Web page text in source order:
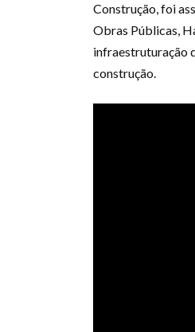
Construção, foi
Obras Públicas,
infraestruturação
construção.